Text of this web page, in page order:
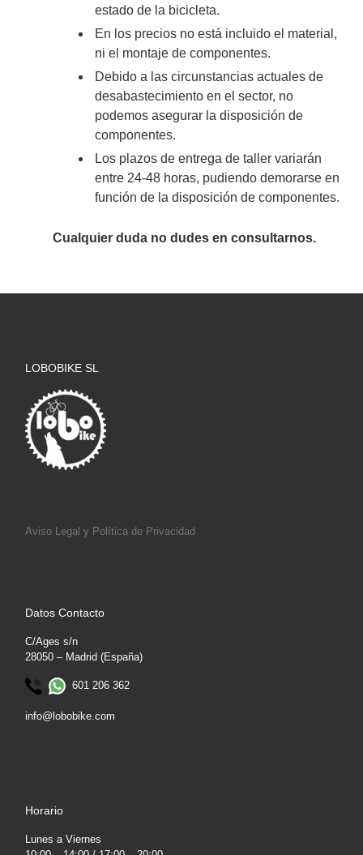
estado de la bicicleta.
En los precios no está incluido el material,
ni el montaje de componentes.
Debido a las circunstancias actuales de
desabastecimiento en el sector, no
podemos asegurar la disposición de
componentes.
Los plazos de entrega de taller variarán
entre 24-48 horas, pudiendo demorarse en
función de la disposición de componentes.
Cualquier duda no dudes en consultarnos.
LOBOBIKE SL
Aviso Legal y Política de Privacidad
Datos Contacto
C/Ages s/n
28050 – Madrid (España)
601 206 362
info@lobobike.com
Horario
Lunes a Viernes